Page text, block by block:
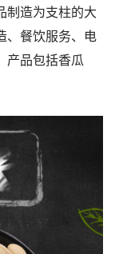
制造为支柱的大
、餐饮服务、电
产品包括香瓜